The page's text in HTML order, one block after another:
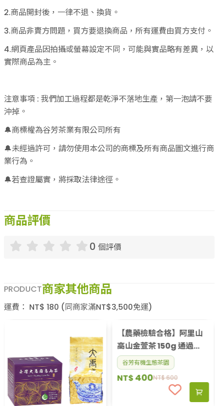
2.商品開封後，一律不退、換貨。
3.商品非賣方問題，買方要退換商品，所有運費由買方支付。
4.網頁產品因拍攝或螢幕設定不同，可能與實品略有差異，以
實際商品為主。
注意事項 : 我們加工過程都是乾淨不落地生產，第一泡請不要
沖掉。
🔔商標權為谷芳茶業有限公司所有
🔔未經過許可，請勿使用本公司的商標及所有商品圖文進行商
業行為。
🔔若查證屬實，將採取法律途徑。
商品評價
0 個評價
PRODUCT商家其他商品
運費： NT$ 180 (同商家滿NT$3,500免運)